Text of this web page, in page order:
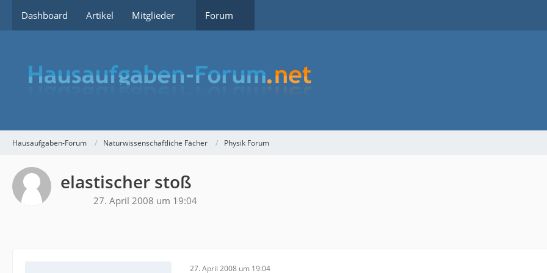
Dashboard Artikel Mitglieder Forum
Hausaufgaben-Forum Naturwissenschaftliche Fächer Physik Forum
elastischer stoß
27. April 2008 um 19:04
27. April 2008 um 19:04